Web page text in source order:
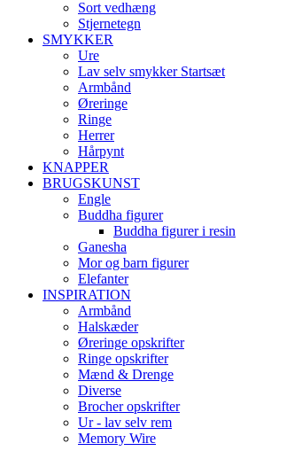
Sort vedhæng
Stjernetegn
SMYKKER
Ure
Lav selv smykker Startsæt
Armbånd
Øreringe
Ringe
Herrer
Hårpynt
KNAPPER
BRUGSKUNST
Engle
Buddha figurer
Buddha figurer i resin
Ganesha
Mor og barn figurer
Elefanter
INSPIRATION
Armbånd
Halskæder
Øreringe opskrifter
Ringe opskrifter
Mænd & Drenge
Diverse
Brocher opskrifter
Ur - lav selv rem
Memory Wire